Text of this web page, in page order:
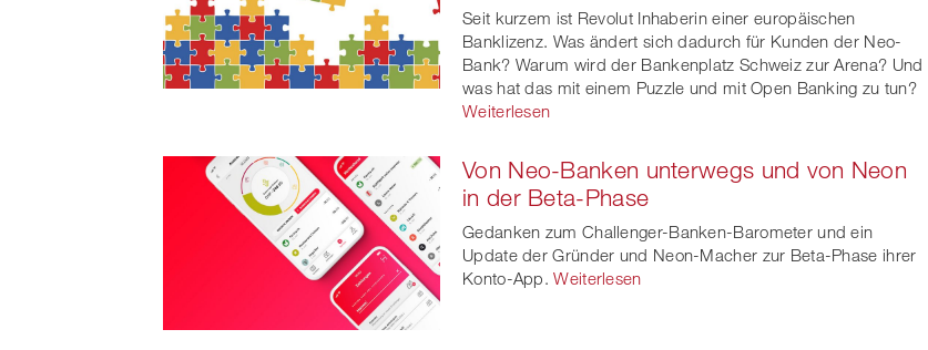
Seit kurzem ist Revolut Inhaberin einer europäischen
Banklizenz. Was ändert sich dadurch für Kunden der Neo-
Bank? Warum wird der Bankenplatz Schweiz zur Arena? Und
was hat das mit einem Puzzle und mit Open Banking zu tun?
Weiterlesen
Von Neo-Banken unterwegs und von Neon
in der Beta-Phase
Gedanken zum Challenger-Banken-Barometer und ein
Update der Gründer und Neon-Macher zur Beta-Phase ihrer
Konto-App. Weiterlesen